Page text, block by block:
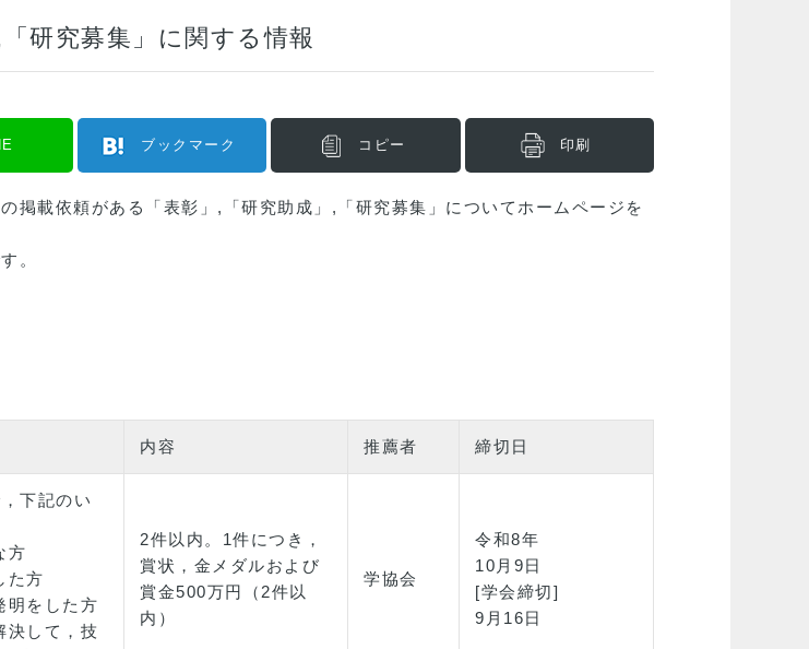
研究募集」に関する情報
ブックマーク コピー 印刷
掲載依頼がある「表彰」,「研究助成」,「研究募集」についてホームページを
。
内容 推薦者 締切日
下記のい
方
た方
明をした方
決して，技
2件以内。1件につき，
賞状，金メダルおよび
賞金500万円（2件以
内）
学協会
令和8年
10月9日
[学会締切]
9月16日